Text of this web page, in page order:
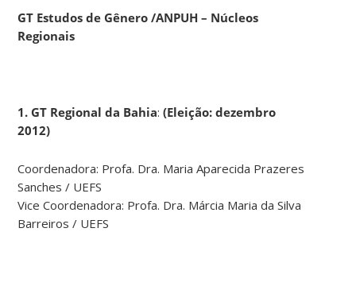
GT Estudos de Gênero /ANPUH – Núcleos
Regionais
1. GT Regional da Bahia:(Eleição: dezembro
2012)
Coordenadora: Profa. Dra. Maria Aparecida Prazeres
Sanches / UEFS
Vice Coordenadora: Profa. Dra. Márcia Maria da Silva
Barreiros / UEFS